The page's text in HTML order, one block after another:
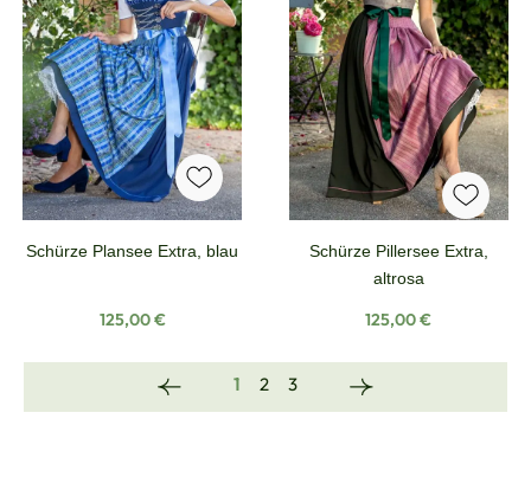
Schürze Plansee Extra, blau
Regulärer Preis:
125,00 €
Schürze Pillersee Extra,
altrosa
Regulärer Preis:
125,00 €
Seite
1 Seite
2 Seite
3